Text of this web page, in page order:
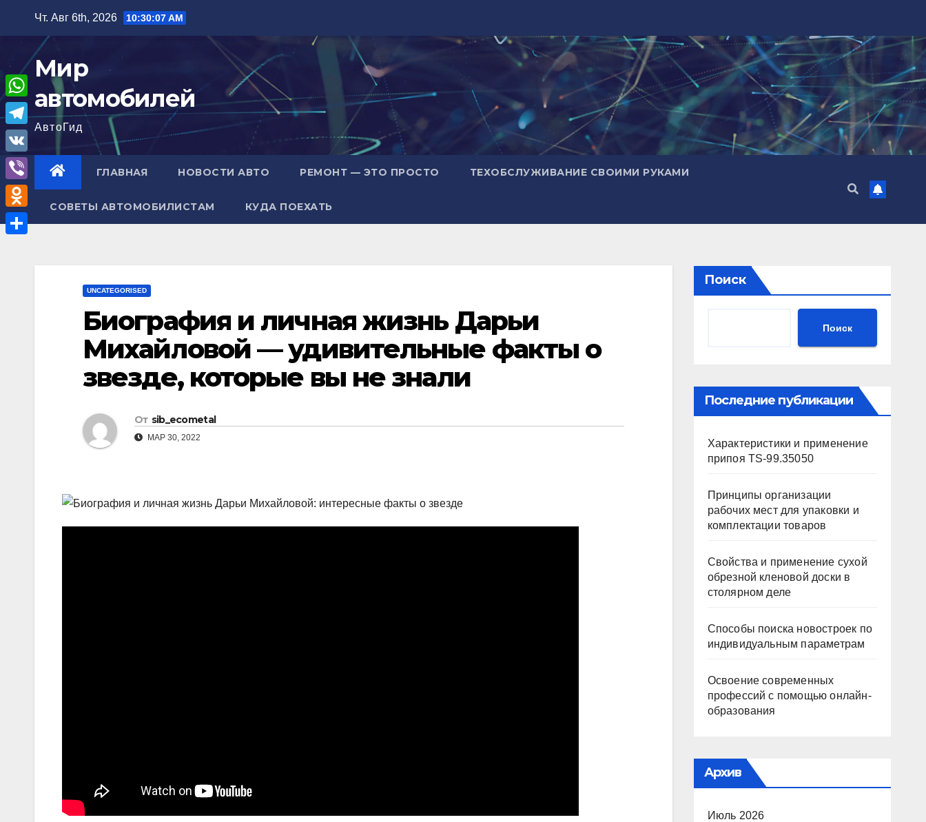
содержимому
Чт. Авг 6th, 2026 10:30:08 AM
Мир
автомобилей
АвтоГид
ГЛАВНАЯ НОВОСТИ АВТО РЕМОНТ — ЭТО ПРОСТО ТЕХОБСЛУЖИВАНИЕ СВОИМИ РУКАМИ
СОВЕТЫ АВТОМОБИЛИСТАМ КУДА ПОЕХАТЬ
UNCATEGORISED
Биография и личная жизнь Дарьи
Михайловой — удивительные факты о
звезде, которые вы не знали
От sib_ecometal
МАР 30, 2022
Поиск
Поиск
Последние публикации
Характеристики и применение
припоя TS-99.35050
Принципы организации
рабочих мест для упаковки и
комплектации товаров
Свойства и применение сухой
обрезной кленовой доски в
столярном деле
Способы поиска новостроек по
индивидуальным параметрам
Освоение современных
профессий с помощью онлайн-
образования
Архив
Июль 2026
W
h
a
A
T
e
l
e
g
V
K
V
i
b
O